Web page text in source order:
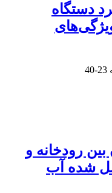
دستگاه
23-40
بین رودخانه و
شده آب